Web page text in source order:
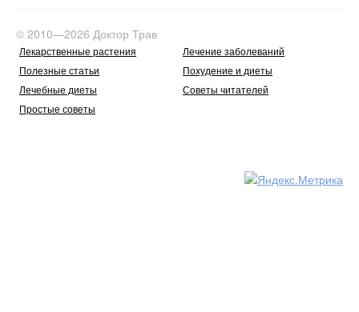
© 2010—2026 Доктор Трав
Лекарственные растения
Лечение заболеваний
Полезные статьи
Похудение и диеты
Лечебные диеты
Советы читателей
Простые советы